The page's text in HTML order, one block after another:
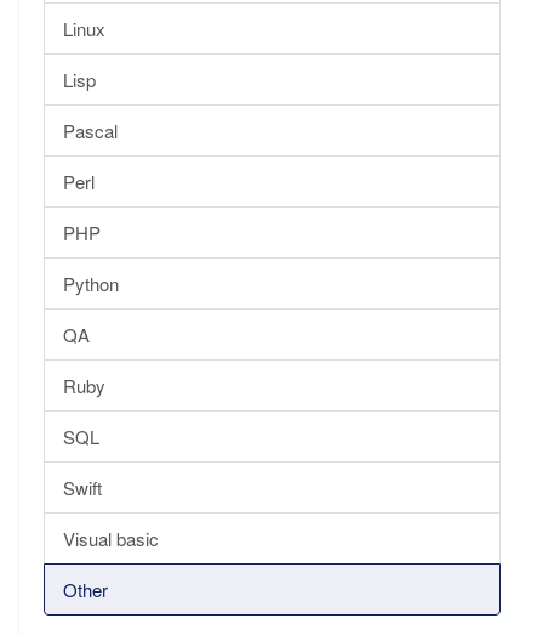
Linux
Lisp
Pascal
Perl
PHP
Python
QA
Ruby
SQL
Swift
Visual basic
Other